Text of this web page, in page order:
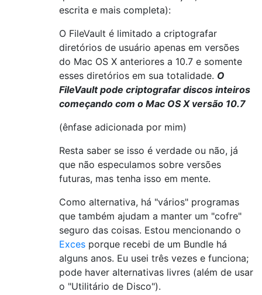
escrita e mais completa):
O FileVault é limitado a criptografar
diretórios de usuário apenas em versões
do Mac OS X anteriores a 10.7 e somente
esses diretórios em sua totalidade. O
FileVault pode criptografar discos inteiros
começando com o Mac OS X versão 10.7
(ênfase adicionada por mim)
Resta saber se isso é verdade ou não, já
que não especulamos sobre versões
futuras, mas tenha isso em mente.
Como alternativa, há "vários" programas
que também ajudam a manter um "cofre"
seguro das coisas. Estou mencionando o
Exces porque recebi de um Bundle há
alguns anos. Eu usei três vezes e funciona;
pode haver alternativas livres (além de usar
o "Utilitário de Disco").